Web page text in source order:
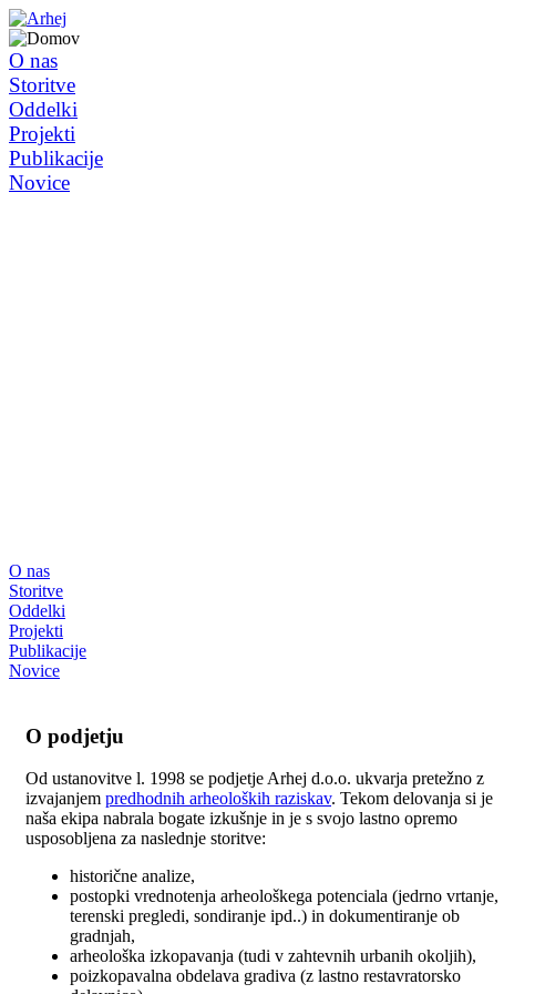
O nas
Storitve
Oddelki
Projekti
Publikacije
Novice
O nas
Storitve
Oddelki
Projekti
Publikacije
Novice
O podjetju
Od ustanovitve l. 1998 se podjetje Arhej d.o.o. ukvarja pretežno z
izvajanjem predhodnih arheoloških raziskav. Tekom delovanja si je
naša ekipa nabrala bogate izkušnje in je s svojo lastno opremo
usposobljena za naslednje storitve:
historične analize,
postopki vrednotenja arheološkega potenciala (jedrno vrtanje,
terenski pregledi, sondiranje ipd..) in dokumentiranje ob
gradnjah,
arheološka izkopavanja (tudi v zahtevnih urbanih okoljih),
poizkopavalna obdelava gradiva (z lastno restavratorsko